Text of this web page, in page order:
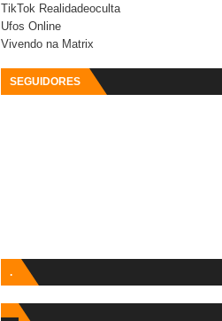
TikTok Realidadeoculta
Ufos Online
Vivendo na Matrix
SEGUIDORES
.